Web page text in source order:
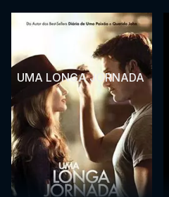
UMA LONGA JORNADA